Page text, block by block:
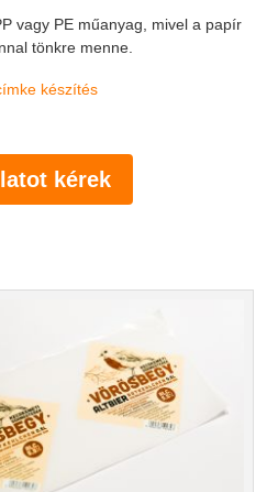
vagy PE műanyag, mivel a papír
tönkre menne.
készítés
kérek